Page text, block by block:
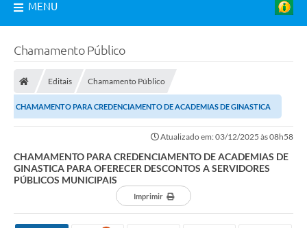
MENU
Chamamento Público
Editais Chamamento Público
CHAMAMENTO PARA CREDENCIAMENTO DE ACADEMIAS DE GINASTICA
Atualizado em: 03/12/2025 às 08h58
CHAMAMENTO PARA CREDENCIAMENTO DE ACADEMIAS DE
GINASTICA PARA OFERECER DESCONTOS A SERVIDORES
PÚBLICOS MUNICIPAIS
Imprimir